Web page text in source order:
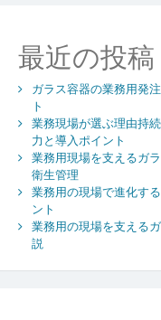
ョ
ン
最近の投稿
ガラス容器の業務用発
ト
業務現場が選ぶ理由持
力と導入ポイント
業務用現場を支えるガ
衛生管理
業務用の現場で進化す
ント
業務用の現場を支える
説